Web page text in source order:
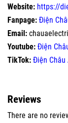
Website: https://
Fanpage: Điện
Email:
Youtube: Điện
TikTok: Điện Châu
Reviews
There are no